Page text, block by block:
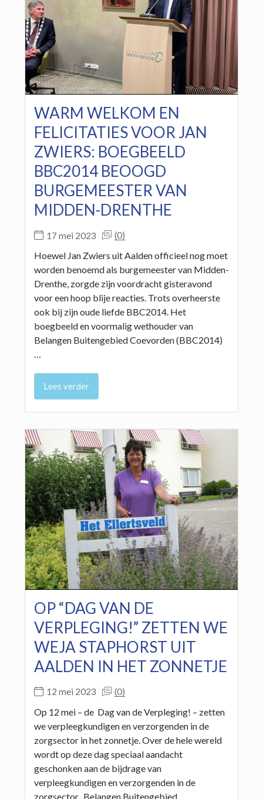
WARM WELKOM EN
FELICITATIES VOOR JAN
ZWIERS: BOEGBEELD
BBC2014 BEOOGD
BURGEMEESTER VAN
MIDDEN-DRENTHE
17 mei 2023 (0)
Hoewel Jan Zwiers uit Aalden officieel nog moet
worden benoemd als burgemeester van Midden-
Drenthe, zorgde zijn voordracht gisteravond
voor een hoop blije reacties. Trots overheerste
ook bij zijn oude liefde BBC2014. Het
boegbeeld en voormalig wethouder van
Belangen Buitengebied Coevorden (BBC2014)
…
Lees verder
OP “DAG VAN DE
VERPLEGING!” ZETTEN WE
WEJA STAPHORST UIT
AALDEN IN HET ZONNETJE
12 mei 2023 (0)
Op 12 mei – de Dag van de Verpleging! – zetten
we verpleegkundigen en verzorgenden in de
zorgsector in het zonnetje. Over de hele wereld
wordt op deze dag speciaal aandacht
geschonken aan de bijdrage van
verpleegkundigen en verzorgenden in de
zorgsector. Belangen Buitengebied